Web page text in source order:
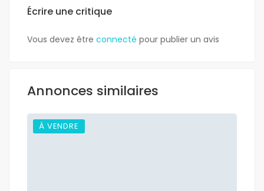
Écrire une critique
Vous devez être connecté pour publier un avis
Annonces similaires
À VENDRE